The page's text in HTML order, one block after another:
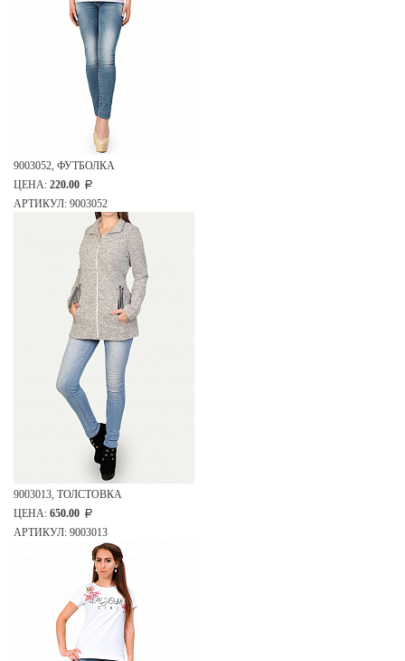
9003052, ФУТБОЛКА
ЦЕНА: 220.00
АРТИКУЛ: 9003052
9003013, ТОЛСТОВКА
ЦЕНА: 650.00
АРТИКУЛ: 9003013